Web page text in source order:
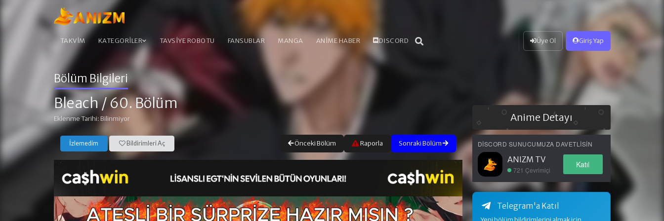
TAKVİM KATEGORİLER TAVSİYE ROBOTU FANSUBLAR MANGA ANİME HABER DISCORD Üye Ol Giriş Yap
Bölüm Bilgileri
Bleach/ 60. Bölüm
Eklenme Tarihi: Bilinmiyor
İzlemedim Bildirimleri Aç Önceki Bölüm Raporla Sonraki Bölüm DISCORD SUNUCUMUZA DAVETLISIN
ANIZM TV
721 Çevrimiçi
Katıl
Telegram'a Katıl
Anime Detayı